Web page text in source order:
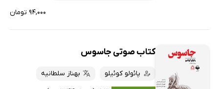
۹۴,۰۰۰ تومان
کتاب صوتی جاسوس
پائولو کوئیلو
بهناز سلطانیه